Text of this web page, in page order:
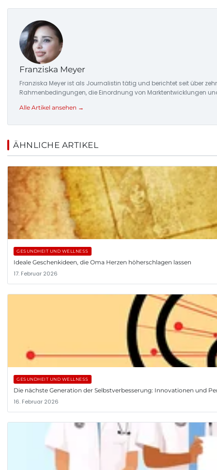
Franziska Meyer
Franziska Meyer ist als Journalistin tätig und berichtet seit über
Rahmenbedingungen, die Einordnung von Marktentwicklungen
Alle Artikel ansehen →
ÄHNLICHE ARTIKEL
GESUNDHEIT UND WELLNESS
Ideale Geschenkideen, die Oma Herzen höherschlagen lassen
17. Februar 2026
GESUNDHEIT UND WELLNESS
Die nächste Generation der Selbstverbesserung: Innovationen und
16. Februar 2026